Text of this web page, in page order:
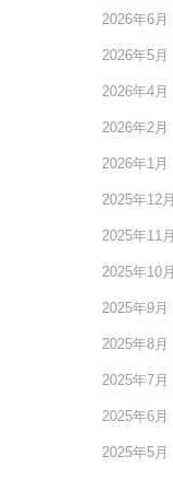
2026年6月
2026年5月
2026年4月
2026年2月
2026年1月
2025年12月
2025年11月
2025年10月
2025年9月
2025年8月
2025年7月
2025年6月
2025年5月